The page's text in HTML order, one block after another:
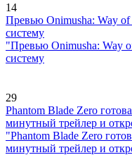
14
Превью Onimusha: Way of
систему
"Превью Onimusha: Way
систему
29
Phantom Blade Zero
минутный трейлер и
"Phantom Blade Zero
минутный трейлер и